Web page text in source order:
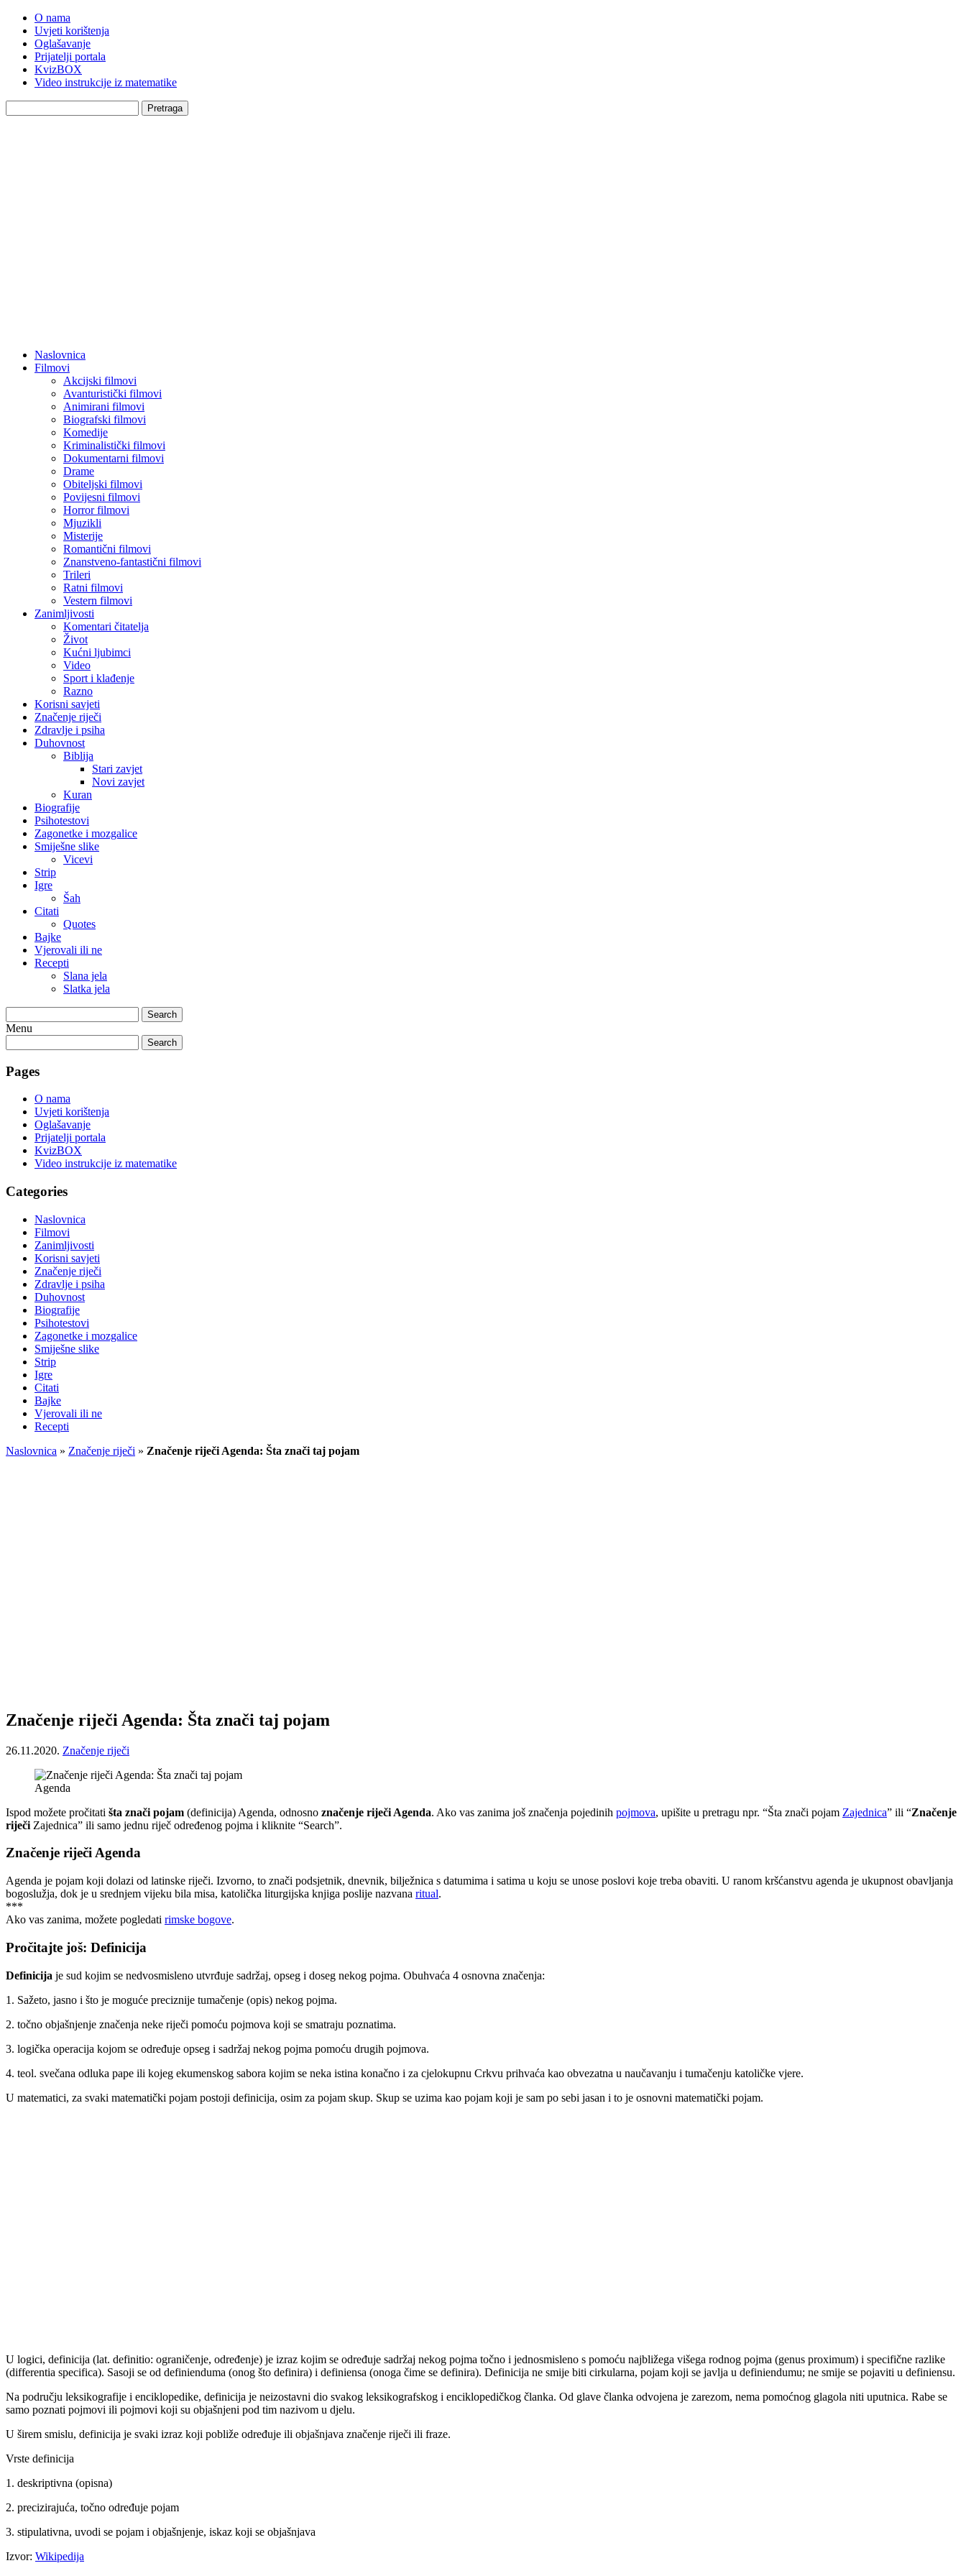
O nama
Uvjeti korištenja
Oglašavanje
Prijatelji portala
KvizBOX
Video instrukcije iz matematike
Pretraga
Naslovnica
Filmovi
Akcijski filmovi
Avanturistički filmovi
Animirani filmovi
Biografski filmovi
Komedije
Kriminalistički filmovi
Dokumentarni filmovi
Drame
Obiteljski filmovi
Povijesni filmovi
Horror filmovi
Mjuzikli
Misterije
Romantični filmovi
Znanstveno-fantastični filmovi
Trileri
Ratni filmovi
Vestern filmovi
Zanimljivosti
Komentari čitatelja
Život
Kućni ljubimci
Video
Sport i klađenje
Razno
Korisni savjeti
Značenje riječi
Zdravlje i psiha
Duhovnost
Biblija
Stari zavjet
Novi zavjet
Kuran
Biografije
Psihotestovi
Zagonetke i mozgalice
Smiješne slike
Vicevi
Strip
Igre
Šah
Citati
Quotes
Bajke
Vjerovali ili ne
Recepti
Slana jela
Slatka jela
Search
Menu
Search
Pages
O nama
Uvjeti korištenja
Oglašavanje
Prijatelji portala
KvizBOX
Video instrukcije iz matematike
Categories
Naslovnica
Filmovi
Zanimljivosti
Korisni savjeti
Značenje riječi
Zdravlje i psiha
Duhovnost
Biografije
Psihotestovi
Zagonetke i mozgalice
Smiješne slike
Strip
Igre
Citati
Bajke
Vjerovali ili ne
Recepti
Naslovnica » Značenje riječi » Značenje riječi Agenda: Šta znači taj pojam
Značenje riječi Agenda: Šta znači taj pojam
26.11.2020. Značenje riječi
Agenda
Ispod možete pročitati šta znači pojam (definicija) Agenda, odnosno značenje riječi Agenda. Ako vas zanima još značenja pojedinih pojmova, upišite u pretragu npr. “Šta znači pojam Zajednica” ili “Značenje
riječi Zajednica” ili samo jednu riječ određenog pojma i kliknite “Search”.
Značenje riječi Agenda
Agenda je pojam koji dolazi od latinske riječi. Izvorno, to znači podsjetnik, dnevnik, bilježnica s datumima i satima u koju se unose poslovi koje treba obaviti. U ranom kršćanstvu agenda je ukupnost obavljanja
bogoslužja, dok je u srednjem vijeku bila misa, katolička liturgijska knjiga poslije nazvana ritual.
***
Ako vas zanima, možete pogledati rimske bogove.
Pročitajte još: Definicija
Definicija je sud kojim se nedvosmisleno utvrđuje sadržaj, opseg i doseg nekog pojma. Obuhvaća 4 osnovna značenja:
1. Sažeto, jasno i što je moguće preciznije tumačenje (opis) nekog pojma.
2. točno objašnjenje značenja neke riječi pomoću pojmova koji se smatraju poznatima.
3. logička operacija kojom se određuje opseg i sadržaj nekog pojma pomoću drugih pojmova.
4. teol. svečana odluka pape ili kojeg ekumenskog sabora kojim se neka istina konačno i za cjelokupnu Crkvu prihvaća kao obvezatna u naučavanju i tumačenju katoličke vjere.
U matematici, za svaki matematički pojam postoji definicija, osim za pojam skup. Skup se uzima kao pojam koji je sam po sebi jasan i to je osnovni matematički pojam.
U logici, definicija (lat. definitio: ograničenje, određenje) je izraz kojim se određuje sadržaj nekog pojma točno i jednosmisleno s pomoću najbližega višega rodnog pojma (genus proximum) i specifične razlike
(differentia specifica). Sasoji se od definienduma (onog što definira) i definiensa (onoga čime se definira). Definicija ne smije biti cirkularna, pojam koji se javlja u definiendumu; ne smije se pojaviti u definiensu.
Na području leksikografije i enciklopedike, definicija je neizostavni dio svakog leksikografskog i enciklopedičkog članka. Od glave članka odvojena je zarezom, nema pomoćnog glagola niti uputnica. Rabe se
samo poznati pojmovi ili pojmovi koji su objašnjeni pod tim nazivom u djelu.
U širem smislu, definicija je svaki izraz koji pobliže određuje ili objašnjava značenje riječi ili fraze.
Vrste definicija
1. deskriptivna (opisna)
2. precizirajuća, točno određuje pojam
3. stipulativna, uvodi se pojam i objašnjenje, iskaz koji se objašnjava
Izvor: Wikipedija